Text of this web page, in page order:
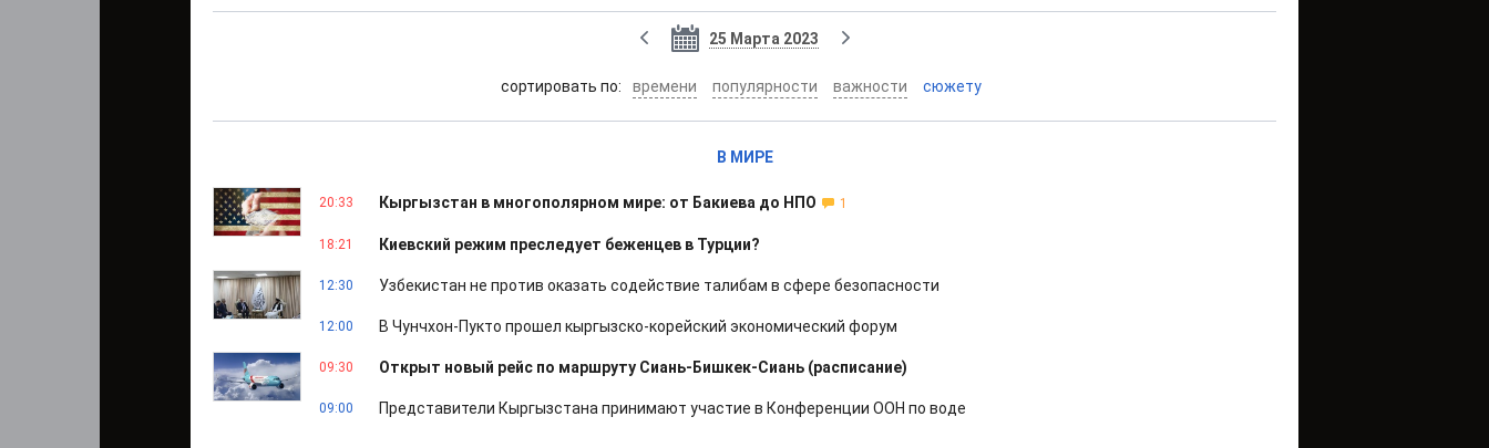
25 Марта 2023
cортировать по: времени популярности важности сюжету
В МИРЕ
20:33 Кыргызстан в многополярном мире: от Бакиева до НПО 1
18:21 Киевский режим преследует беженцев в Турции?
12:30 Узбекистан не против оказать содействие талибам в сфере безопасности
12:00 В Чунчхон-Пукто прошел кыргызско-корейский экономический форум
09:30 Открыт новый рейс по маршруту Сиань-Бишкек-Сиань (расписание)
09:00 Представители Кыргызстана принимают участие в Конференции ООН по воде